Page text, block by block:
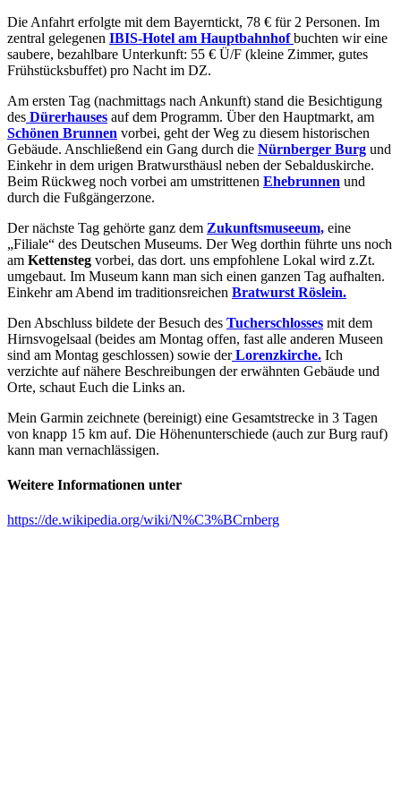
Die Anfahrt erfolgte mit dem Bayerntickt, 78 € für 2 Personen. Im
zentral gelegenen IBIS-Hotel am Hauptbahnhofbuchten wir eine
saubere, bezahlbare Unterkunft: 55 € Ü/F (kleine Zimmer, gutes
Frühstücksbuffet) pro Nacht im DZ.
Am ersten Tag (nachmittags nach Ankunft) stand die Besichtigung
des Dürerhauses auf dem Programm. Über den Hauptmarkt, am
Schönen Brunnen vorbei, geht der Weg zu diesem historischen
Gebäude. Anschließend ein Gang durch die Nürnberger Burg und
Einkehr in dem urigen Bratwursthäusl neben der Sebalduskirche.
Beim Rückweg noch vorbei am umstrittenen Ehebrunnen und
durch die Fußgängerzone.
Der nächste Tag gehörte ganz dem Zukunftsmuseeum, eine
„Filiale“ des Deutschen Museums. Der Weg dorthin führte uns noch
am Kettensteg vorbei, das dort. uns empfohlene Lokal wird z.Zt.
umgebaut. Im Museum kann man sich einen ganzen Tag aufhalten.
Einkehr am Abend im traditionsreichen Bratwurst Röslein.
Den Abschluss bildete der Besuch des Tucherschlosses mit dem
Hirnsvogelsaal (beides am Montag offen, fast alle anderen Museen
sind am Montag geschlossen) sowie der Lorenzkirche. Ich
verzichte auf nähere Beschreibungen der erwähnten Gebäude und
Orte, schaut Euch die Links an.
Mein Garmin zeichnete (bereinigt) eine Gesamtstrecke in 3 Tagen
von knapp 15 km auf. Die Höhenunterschiede (auch zur Burg rauf)
kann man vernachlässigen.
Weitere Informationen unter
https://de.wikipedia.org/wiki/N%C3%BCrnberg